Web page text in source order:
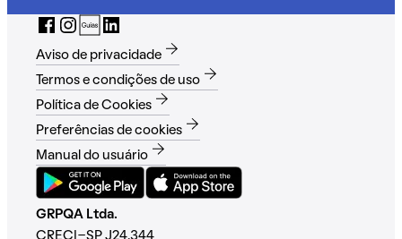
Aviso de privacidade
Termos e condições de uso
Política de Cookies
Preferências de cookies
Manual do usuário
GRPQA Ltda.